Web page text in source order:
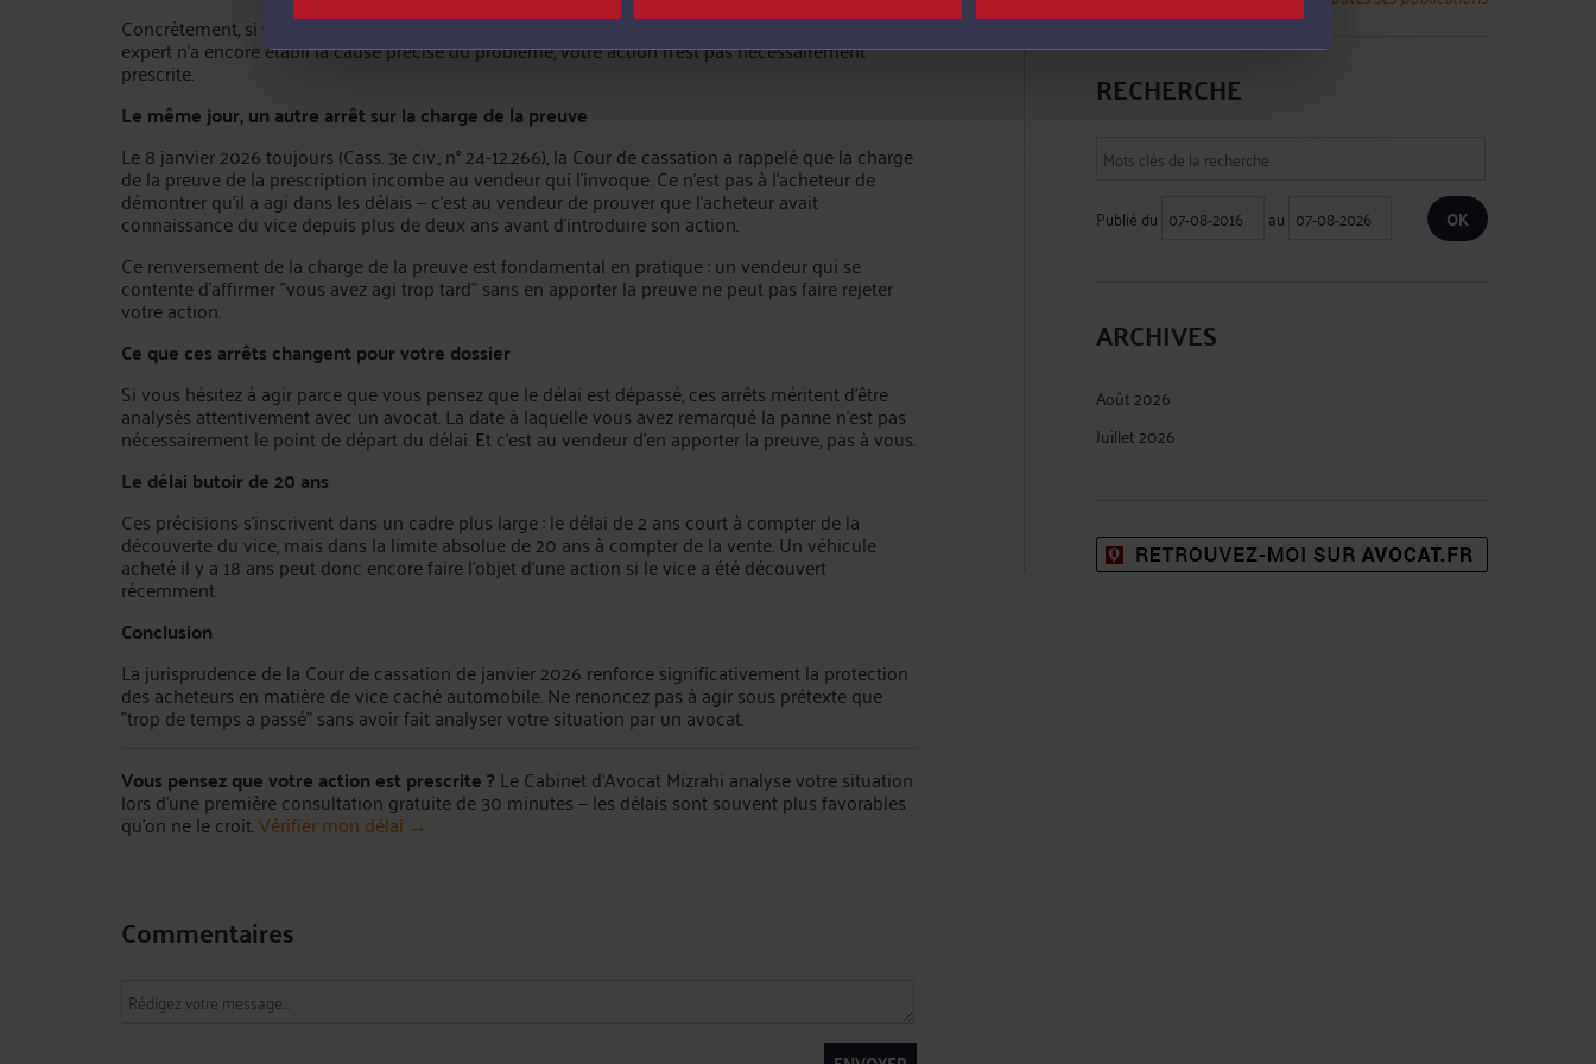
Concrètement, si votre véhicule présente des symptômes depuis plusieurs mois mais qu'aucun
expert n'a encore établi la cause précise du problème, votre action n'est pas nécessairement
prescrite.
Le même jour, un autre arrêt sur la charge de la preuve
Le 8 janvier 2026 toujours (Cass. 3e civ., n° 24-12.266), la Cour de cassation a rappelé que la charge
de la preuve de la prescription incombe au vendeur qui l'invoque. Ce n'est pas à l'acheteur de
démontrer qu'il a agi dans les délais — c'est au vendeur de prouver que l'acheteur avait
connaissance du vice depuis plus de deux ans avant d'introduire son action.
Ce renversement de la charge de la preuve est fondamental en pratique : un vendeur qui se
contente d'affirmer "vous avez agi trop tard" sans en apporter la preuve ne peut pas faire rejeter
votre action.
Ce que ces arrêts changent pour votre dossier
Si vous hésitez à agir parce que vous pensez que le délai est dépassé, ces arrêts méritent d'être
analysés attentivement avec un avocat. La date à laquelle vous avez remarqué la panne n'est pas
nécessairement le point de départ du délai. Et c'est au vendeur d'en apporter la preuve, pas à vous.
Le délai butoir de 20 ans
Ces précisions s'inscrivent dans un cadre plus large : le délai de 2 ans court à compter de la
découverte du vice, mais dans la limite absolue de 20 ans à compter de la vente. Un véhicule
acheté il y a 18 ans peut donc encore faire l'objet d'une action si le vice a été découvert
récemment.
Conclusion
La jurisprudence de la Cour de cassation de janvier 2026 renforce significativement la protection
des acheteurs en matière de vice caché automobile. Ne renoncez pas à agir sous prétexte que
"trop de temps a passé" sans avoir fait analyser votre situation par un avocat.
Vous pensez que votre action est prescrite ? Le Cabinet d'Avocat Mizrahi analyse votre situation
lors d'une première consultation gratuite de 30 minutes — les délais sont souvent plus favorables
qu'on ne le croit.Vérifier mon délai →
Commentaires
RECHERCHE
Publié du au
ARCHIVES
Août 2026
Juillet 2026